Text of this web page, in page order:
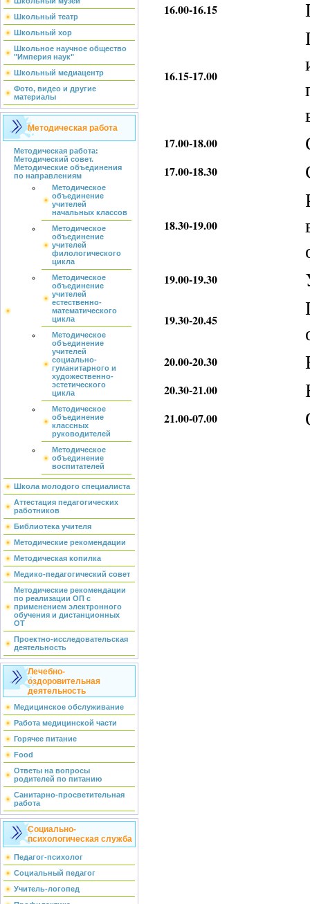
Школьный театр
Школьный хор
Школьное научное общество
"Империя наук"
Школьный медиацентр
Фото, видео и другие
материалы
Методическая работа
Методическая работа:
Методический совет.
Методические объединения
по направлениям
Методическое
объединение
учителей
начальных классов
Методическое
объединение
учителей
филологического
цикла
Методическое
объединение
учителей
естественно-
математического
цикла
Методическое
объединение
учителей
социально-
гуманитарного и
художественно-
эстетического
цикла
Методическое
объединение
классных
руководителей
Методическое
объединение
воспитателей
Школа молодого специалиста
Аттестация педагогических
работников
Библиотека учителя
Методические рекомендации
Методическая копилка
Медико-педагогический совет
Методические рекомендации
по реализации ОП с
применением электронного
обучения и дистанционных
ОТ
Проектно-исследовательская
деятельность
Лечебно-
оздоровительная
деятельность
Медицинское обслуживание
Работа медицинской части
Горячее питание
Food
Ответы на вопросы
родителей по питанию
Санитарно-просветительная
работа
Социально-
психологическая служба
Педагог-психолог
Социальный педагог
Учитель-логопед
16.00-16.15
16.15-17.00
17.00-18.00
17.00-18.30
18.30-19.00
19.00-19.30
19.30-20.45
20.00-20.30
20.30-21.00
21.00-07.00